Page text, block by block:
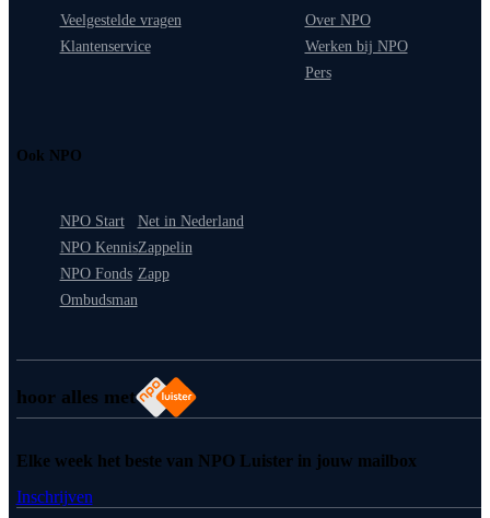
hoor alles met
Veelgestelde vragen
Klantenservice
Over NPO
Werken bij NPO
Pers
Ook NPO
NPO Start
NPO Kennis
NPO Fonds
Ombudsman
Net in Nederland
Zappelin
Zapp
Elke week het beste van NPO Luister in jouw mailbox
Inschrijven